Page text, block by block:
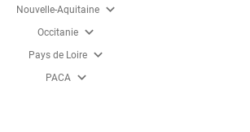
Nouvelle-Aquitaine expand_more
Occitanie expand_more
Pays de Loire expand_more
PACA expand_more